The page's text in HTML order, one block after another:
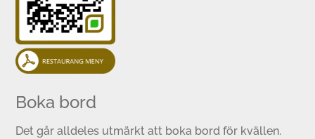
Boka bord
Det går alldeles utmärkt att boka bord för kvällen.